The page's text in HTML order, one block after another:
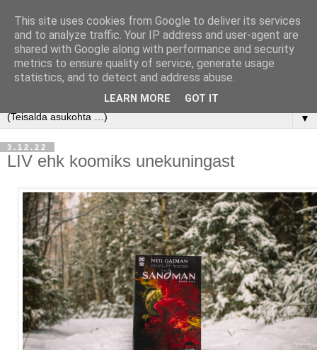
▼
3.12.22
LIV ehk koomiks unekuningast
This site uses cookies from Google to deliver its services
and to analyze traffic. Your IP address and user-agent are
shared with Google along with performance and security
metrics to ensure quality of service, generate usage
statistics, and to detect and address abuse.
LEARN MORE GOT IT